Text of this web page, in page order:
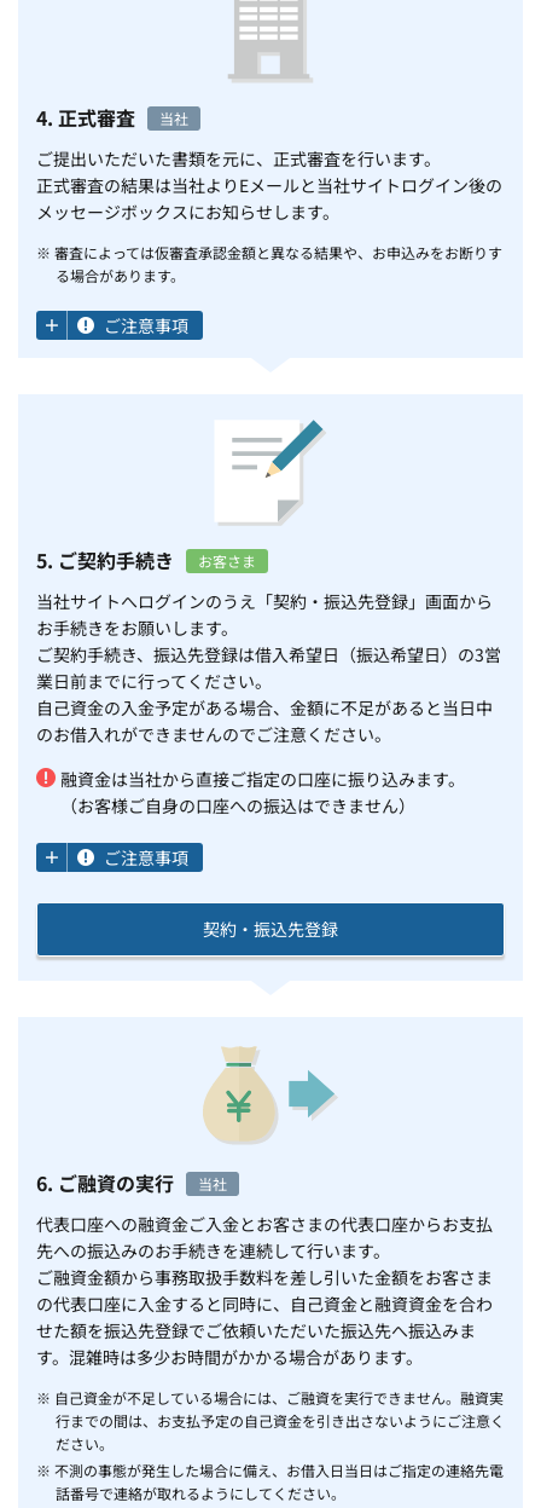
4. 正式審査 当社
ご提出いただいた書類を元に、正式審査を行います。
正式審査の結果は当社よりEメールと当社サイトログイン後の
メッセージボックスにお知らせします。
※ 審査によっては仮審査承認金額と異なる結果や、お申込みをお断りす
る場合があります。
ご注意事項
5. ご契約手続き お客さま
当社サイトへログインのうえ「契約・振込先登録」画面から
お手続きをお願いします。
ご契約手続き、振込先登録は借入希望日（振込希望日）の3営
業日前までに行ってください。
自己資金の入金予定がある場合、金額に不足があると当日中
のお借入れができませんのでご注意ください。
融資金は当社から直接ご指定の口座に振り込みます。
（お客様ご自身の口座への振込はできません）
ご注意事項
契約・振込先登録
6. ご融資の実行 当社
代表口座への融資金ご入金とお客さまの代表口座からお支払
先への振込みのお手続きを連続して行います。
ご融資金額から事務取扱手数料を差し引いた金額をお客さま
の代表口座に入金すると同時に、自己資金と融資資金を合わ
せた額を振込先登録でご依頼いただいた振込先へ振込みま
す。混雑時は多少お時間がかかる場合があります。
※ 自己資金が不足している場合には、ご融資を実行できません。融資実
行までの間は、お支払予定の自己資金を引き出さないようにご注意く
ださい。
※ 不測の事態が発生した場合に備え、お借入日当日はご指定の連絡先電
話番号で連絡が取れるようにしてください。